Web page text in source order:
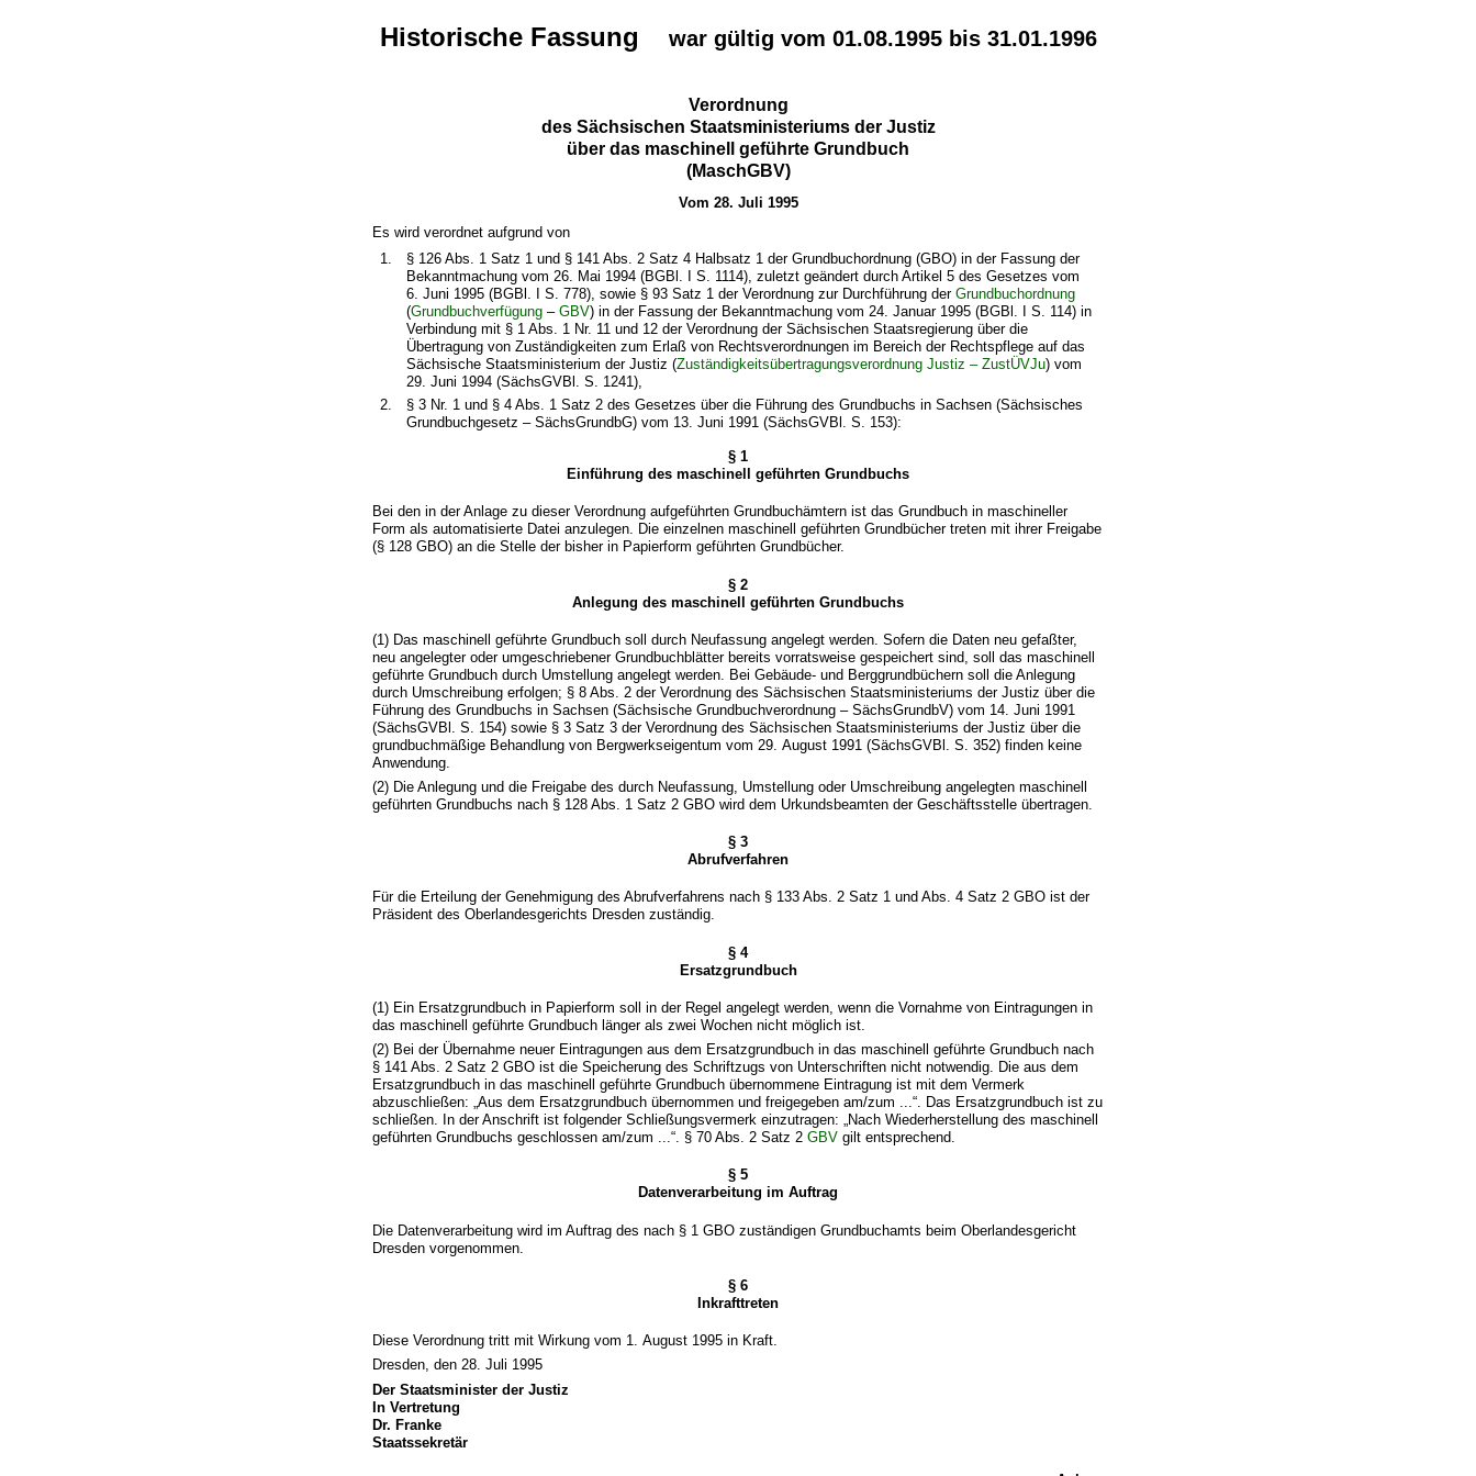
Historische Fassung war gültig vom 01.08.1995 bis 31.01.1996
Verordnung
des Sächsischen Staatsministeriums der Justiz
über das maschinell geführte Grundbuch
(MaschGBV)
Vom 28. Juli 1995
Es wird verordnet aufgrund von
1.
§ 126 Abs. 1 Satz 1 und § 141 Abs. 2 Satz 4 Halbsatz 1 der Grundbuchordnung (GBO) in der Fassung der
Bekanntmachung vom 26. Mai 1994 (BGBl. I S. 1114), zuletzt geändert durch Artikel 5 des Gesetzes vom
6. Juni 1995 (BGBl. I S. 778), sowie § 93 Satz 1 der Verordnung zur Durchführung der Grundbuchordnung
(Grundbuchverfügung– GBV) in der Fassung der Bekanntmachung vom 24. Januar 1995 (BGBl. I S. 114) in
Verbindung mit § 1 Abs. 1 Nr. 11 und 12 der Verordnung der Sächsischen Staatsregierung über die
Übertragung von Zuständigkeiten zum Erlaß von Rechtsverordnungen im Bereich der Rechtspflege auf das
Sächsische Staatsministerium der Justiz (Zuständigkeitsübertragungsverordnung Justiz – ZustÜVJu) vom
29. Juni 1994 (SächsGVBl. S. 1241),
2.
§ 3 Nr. 1 und § 4 Abs. 1 Satz 2 des Gesetzes über die Führung des Grundbuchs in Sachsen (Sächsisches
Grundbuchgesetz – SächsGrundbG) vom 13. Juni 1991 (SächsGVBl. S. 153):
§ 1
Einführung des maschinell geführten Grundbuchs
Bei den in der Anlage zu dieser Verordnung aufgeführten Grundbuchämtern ist das Grundbuch in maschineller
Form als automatisierte Datei anzulegen. Die einzelnen maschinell geführten Grundbücher treten mit ihrer Freigabe
(§ 128 GBO) an die Stelle der bisher in Papierform geführten Grundbücher.
§ 2
Anlegung des maschinell geführten Grundbuchs
(1) Das maschinell geführte Grundbuch soll durch Neufassung angelegt werden. Sofern die Daten neu gefaßter,
neu angelegter oder umgeschriebener Grundbuchblätter bereits vorratsweise gespeichert sind, soll das maschinell
geführte Grundbuch durch Umstellung angelegt werden. Bei Gebäude- und Berggrundbüchern soll die Anlegung
durch Umschreibung erfolgen; § 8 Abs. 2 der Verordnung des Sächsischen Staatsministeriums der Justiz über die
Führung des Grundbuchs in Sachsen (Sächsische Grundbuchverordnung – SächsGrundbV) vom 14. Juni 1991
(SächsGVBl. S. 154) sowie § 3 Satz 3 der Verordnung des Sächsischen Staatsministeriums der Justiz über die
grundbuchmäßige Behandlung von Bergwerkseigentum vom 29. August 1991 (SächsGVBl. S. 352) finden keine
Anwendung.
(2) Die Anlegung und die Freigabe des durch Neufassung, Umstellung oder Umschreibung angelegten maschinell
geführten Grundbuchs nach § 128 Abs. 1 Satz 2 GBO wird dem Urkundsbeamten der Geschäftsstelle übertragen.
§ 3
Abrufverfahren
Für die Erteilung der Genehmigung des Abrufverfahrens nach § 133 Abs. 2 Satz 1 und Abs. 4 Satz 2 GBO ist der
Präsident des Oberlandesgerichts Dresden zuständig.
§ 4
Ersatzgrundbuch
(1) Ein Ersatzgrundbuch in Papierform soll in der Regel angelegt werden, wenn die Vornahme von Eintragungen in
das maschinell geführte Grundbuch länger als zwei Wochen nicht möglich ist.
(2) Bei der Übernahme neuer Eintragungen aus dem Ersatzgrundbuch in das maschinell geführte Grundbuch nach
§ 141 Abs. 2 Satz 2 GBO ist die Speicherung des Schriftzugs von Unterschriften nicht notwendig. Die aus dem
Ersatzgrundbuch in das maschinell geführte Grundbuch übernommene Eintragung ist mit dem Vermerk
abzuschließen: „Aus dem Ersatzgrundbuch übernommen und freigegeben am/zum ...“. Das Ersatzgrundbuch ist zu
schließen. In der Anschrift ist folgender Schließungsvermerk einzutragen: „Nach Wiederherstellung des maschinell
geführten Grundbuchs geschlossen am/zum ...“. § 70 Abs. 2 Satz 2GBV gilt entsprechend.
§ 5
Datenverarbeitung im Auftrag
Die Datenverarbeitung wird im Auftrag des nach § 1 GBO zuständigen Grundbuchamts beim Oberlandesgericht
Dresden vorgenommen.
§ 6
Inkrafttreten
Diese Verordnung tritt mit Wirkung vom 1. August 1995 in Kraft.
Dresden, den 28. Juli 1995
Der Staatsminister der Justiz
In Vertretung
Dr. Franke
Staatssekretär